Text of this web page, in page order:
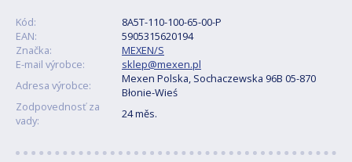
Kód:
8A5T-110-100-65-00-P
EAN:
5905315620194
Značka:
MEXEN/S
E-mail výrobce:
sklep@mexen.pl
Adresa výrobce:
Mexen Polska, Sochaczewska 96B 05-870
Błonie-Wieś
Zodpovednosť za
vady:
24 měs.